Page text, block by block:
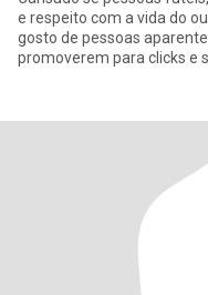
e respeito com a vida do outros. Não estou aqui
gosto de pessoas
promoverem para clicks e